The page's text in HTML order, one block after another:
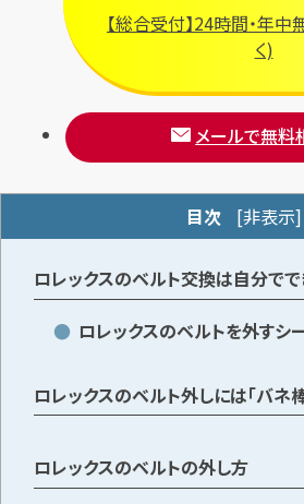
メールで
【総合受付】24時間・年
く)
メールで無料
目次 [非表示]
ロレックスのベルト交換は自分でで
ロレックスのベルトを外すシ
ロレックスのベルト外しには「バネ
ロレックスのベルトの外し方